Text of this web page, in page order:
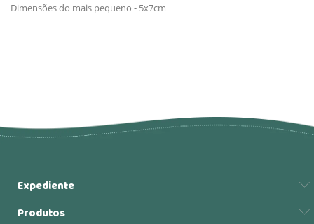
Dimensões do mais pequeno - 5x7cm
Expediente
Produtos